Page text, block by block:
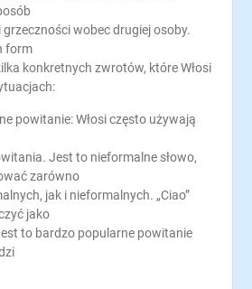
wobec drugiej osoby.
form
konkretnych zwrotów, które Włosi
powitanie: Włosi często używają
Jest to nieformalne słowo,
zarówno
jak i nieformalnych. „Ciao”
jako
to bardzo popularne powitanie